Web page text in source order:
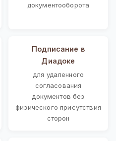
документооборота
Подписание в
Диадоке
для удаленного
согласования
документов без
физического присутствия
сторон